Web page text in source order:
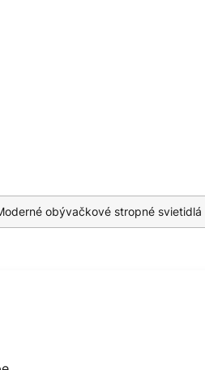
obývačkové stropné svietidlá